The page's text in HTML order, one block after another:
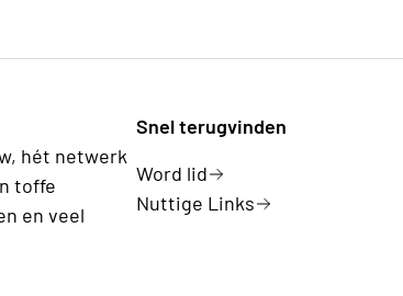
hét netwerk
toffe
en veel
Snel terugvinden
Word lid
Nuttige Links